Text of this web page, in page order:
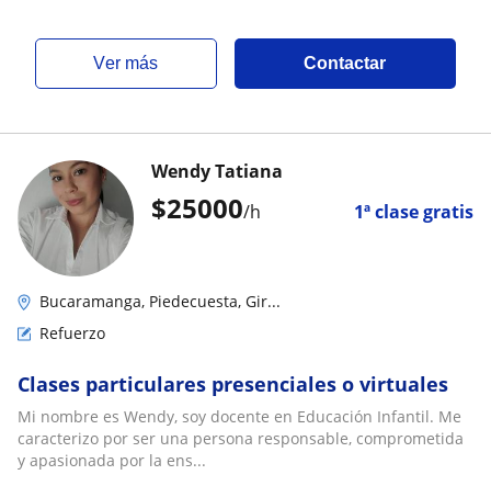
ver más Contactar
$25000/h 1ª clase gratis
Wendy Tatiana
Bucaramanga, Piedecuesta, Gir...
Refuerzo
Clases particulares presenciales o virtuales
Mi nombre es Wendy, soy docente en Educación Infantil. Me
caracterizo por ser una persona responsable, comprometida
y apasionada por la ens...